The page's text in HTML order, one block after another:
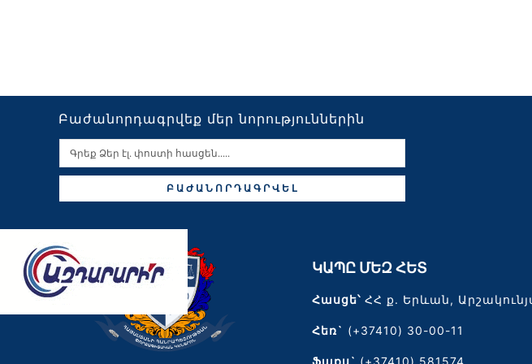
Բաժանորդագրվեք մեր նորություններին
ԲԱԺԱՆՈՐԴԱԳՐՎԵԼ
ԿԱՊԸ ՄԵԶ ՀԵՏ
Հասցե՝ՀՀ ք. Երևան,
Հեռ` (+37410) 30-00-11
Ֆաքս` (+37410) 581574